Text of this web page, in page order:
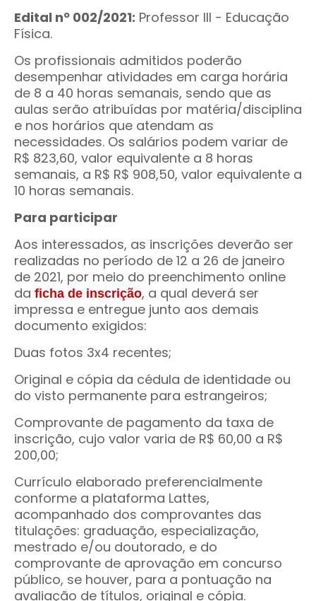
Edital nº 002/2021: Professor III - Educação
Física.
Os profissionais admitidos poderão
desempenhar atividades em carga horária
de 8 a 40 horas semanais, sendo que as
aulas serão atribuídas por matéria/disciplina
e nos horários que atendam as
necessidades. Os salários podem variar de
R$ 823,60, valor equivalente a 8 horas
semanais, a R$ R$ 908,50, valor equivalente a
10 horas semanais.
Para participar
Aos interessados, as inscrições deverão ser
realizadas no período de 12 a 26 de janeiro
de 2021, por meio do preenchimento online
da ficha de inscrição, a qual deverá ser
impressa e entregue junto aos demais
documento exigidos:
Duas fotos 3x4 recentes;
Original e cópia da cédula de identidade ou
do visto permanente para estrangeiros;
Comprovante de pagamento da taxa de
inscrição, cujo valor varia de R$ 60,00 a R$
200,00;
Currículo elaborado preferencialmente
conforme a plataforma Lattes,
acompanhado dos comprovantes das
titulações: graduação, especialização,
mestrado e/ou doutorado, e do
comprovante de aprovação em concurso
público, se houver, para a pontuação na
avaliação de títulos, original e cópia.